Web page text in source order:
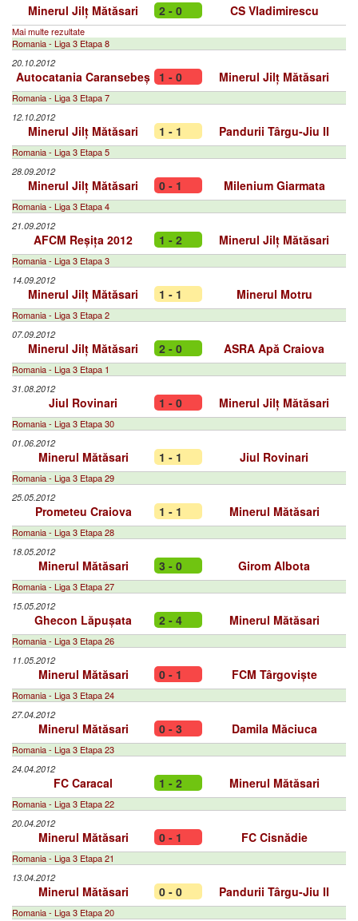
Minerul Jilț Mătăsari 2 - 0 CS Vladimirescu
Mai multe rezultate
Romania - Liga 3 Etapa 8
20.10.2012
Autocatania Caransebeș 1 - 0 Minerul Jilț Mătăsari
Romania - Liga 3 Etapa 7
12.10.2012
Minerul Jilț Mătăsari 1 - 1 Pandurii Târgu-Jiu II
Romania - Liga 3 Etapa 5
28.09.2012
Minerul Jilț Mătăsari 0 - 1 Milenium Giarmata
Romania - Liga 3 Etapa 4
21.09.2012
AFCM Reșița 2012 1 - 2 Minerul Jilț Mătăsari
Romania - Liga 3 Etapa 3
14.09.2012
Minerul Jilț Mătăsari 1 - 1 Minerul Motru
Romania - Liga 3 Etapa 2
07.09.2012
Minerul Jilț Mătăsari 2 - 0 ASRA Apă Craiova
Romania - Liga 3 Etapa 1
31.08.2012
Jiul Rovinari 1 - 0 Minerul Jilț Mătăsari
Romania - Liga 3 Etapa 30
01.06.2012
Minerul Mătăsari 1 - 1 Jiul Rovinari
Romania - Liga 3 Etapa 29
25.05.2012
Prometeu Craiova 1 - 1 Minerul Mătăsari
Romania - Liga 3 Etapa 28
18.05.2012
Minerul Mătăsari 3 - 0 Girom Albota
Romania - Liga 3 Etapa 27
15.05.2012
Ghecon Lăpușata 2 - 4 Minerul Mătăsari
Romania - Liga 3 Etapa 26
11.05.2012
Minerul Mătăsari 0 - 1 FCM Târgoviște
Romania - Liga 3 Etapa 24
27.04.2012
Minerul Mătăsari 0 - 3 Damila Măciuca
Romania - Liga 3 Etapa 23
24.04.2012
FC Caracal 1 - 2 Minerul Mătăsari
Romania - Liga 3 Etapa 22
20.04.2012
Minerul Mătăsari 0 - 1 FC Cisnădie
Romania - Liga 3 Etapa 21
13.04.2012
Minerul Mătăsari 0 - 0 Pandurii Târgu-Jiu II
Romania - Liga 3 Etapa 20